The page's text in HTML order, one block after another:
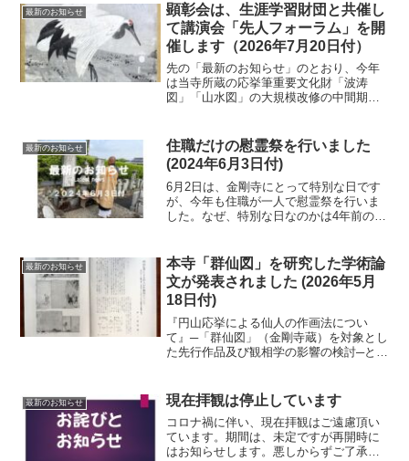
最新のお知らせ
顕彰会は、生涯学習財団と共催し
て講演会「先人フォーラム」を開
催します（2026年7月20日付）
先の「最新のお知らせ」のとおり、今年
は当寺所蔵の応挙筆重要文化財「波涛
図」「山水図」の大規模改修の中間期に
知っていただき、顕彰の輪を広げるため
の講演会を開催することにな...
最新のお知らせ
住職だけの慰霊祭を行いました
(2024年6月3日付)
6月2日は、金剛寺にとって特別な日です
が、今年も住職が一人で慰霊祭を行いま
した。なぜ、特別な日なのかは4年前の
「戦友と愛馬」の慰霊祭を行ないました
（2020年6月6日付）...
最新のお知らせ
本寺「群仙図」を研究した学術論
文が発表されました (2026年5月
18日付)
『円山応挙による仙人の作画法につい
て』─「群仙図」（金剛寺蔵）を対象とし
た先行作品及び観相学の影響の検討─と云
原朋加さん。杉ノ原さんは、3年程前に大
阪大学の修士論文執筆...
最新のお知らせ 現在拝観は停止しています
コロナ禍に伴い、現在拝観はご遠慮頂い
ています。期間は、未定ですが再開時に
はお知らせします。悪しからずご了承下